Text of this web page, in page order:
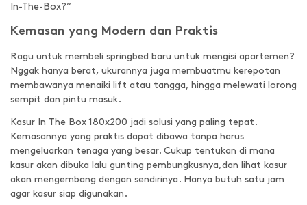
In-The-Box?”
Kemasan yang Modern dan Praktis
Ragu untuk membeli springbed baru untuk mengisi apartemen?
Nggak hanya berat, ukurannya juga membuatmu kerepotan
membawanya menaiki lift atau tangga, hingga melewati lorong
sempit dan pintu masuk.
Kasur In The Box 180x200 jadi solusi yang paling tepat.
Kemasannya yang praktis dapat dibawa tanpa harus
mengeluarkan tenaga yang besar. Cukup tentukan di mana
kasur akan dibuka lalu gunting pembungkusnya,dan lihat kasur
akan mengembang dengan sendirinya. Hanya butuh satu jam
agar kasur siap digunakan.